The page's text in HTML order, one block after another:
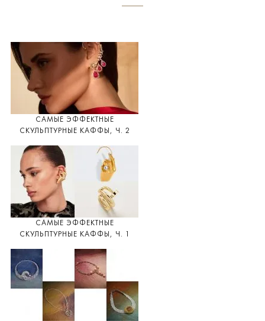
САМЫЕ ЭФФЕКТНЫЕ
СКУЛЬПТУРНЫЕ КАФФЫ, Ч. 2
САМЫЕ ЭФФЕКТНЫЕ
СКУЛЬПТУРНЫЕ КАФФЫ, Ч. 1